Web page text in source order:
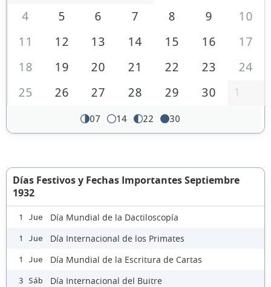
4
5 6 7 8 9
10
11
12 13 14 15 16
17
18
19 20 21 22 23
24
25
26 27 28 29 30 1
07 14 22 30
Días Festivos y Fechas Importantes Septiembre
1932
1 Jue Día Mundial de la Dactiloscopía
1 Jue Día Internacional de los Primates
1 Jue Día Mundial de la Escritura de Cartas
3 Sáb Día Internacional del Buitre